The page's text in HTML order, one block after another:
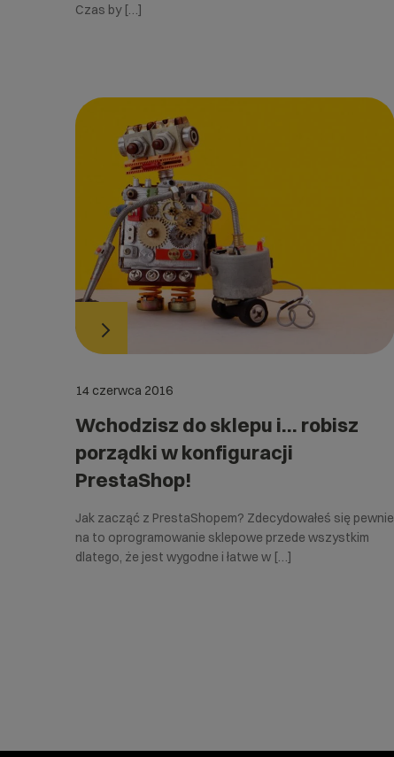
Czas by […]
14 czerwca 2016
Wchodzisz do sklepu i… robisz
porządki w konfiguracji
PrestaShop!
Jak zacząć z PrestaShopem? Zdecydowałeś się pewnie
na to oprogramowanie sklepowe przede wszystkim
dlatego, że jest wygodne i łatwe w […]